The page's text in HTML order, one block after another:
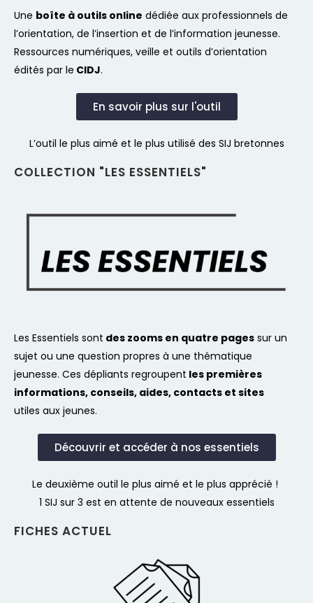
Une boîte à outils online dédiée aux professionnels de
l’orientation, de l’insertion et de l’information jeunesse.
Ressources numériques, veille et outils d’orientation
édités par le CIDJ.
En savoir plus sur l'outil
L’outil le plus aimé et le plus utilisé des SIJ bretonnes
COLLECTION "LES ESSENTIELS"
Les Essentiels sont des zooms en quatre pages sur un
sujet ou une question propres à une thématique
jeunesse. Ces dépliants regroupent les premières
informations, conseils, aides, contacts et sites
utiles aux jeunes.
Découvrir et accéder à nos essentiels
Le deuxième outil le plus aimé et le plus apprécié !
1 SIJ sur 3 est en attente de nouveaux essentiels
FICHES ACTUEL